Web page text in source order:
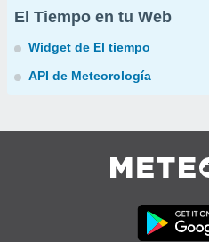
El Tiempo en tu Web
Widget de El tiempo
API de Meteorología